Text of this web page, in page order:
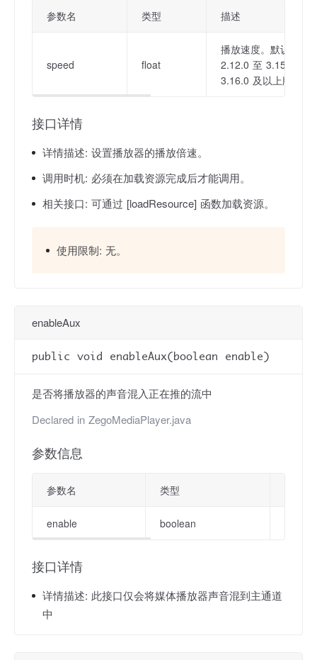
参数名 类型 描述
speed float
播放速度。默认为
2.12.0 至 3.15.1 版
3.16.0 及以上版本
接口详情
详情描述: 设置播放器的播放倍速。
调用时机: 必须在加载资源完成后才能调用。
相关接口: 可通过 [loadResource] 函数加载资源。
使用限制: 无。
enableAux
public void enableAux(boolean enable)
是否将播放器的声音混入正在推的流中
Declared in ZegoMediaPlayer.java
参数信息
参数名 类型
enable boolean
接口详情
详情描述: 此接口仅会将媒体播放器声音混到主通道
中